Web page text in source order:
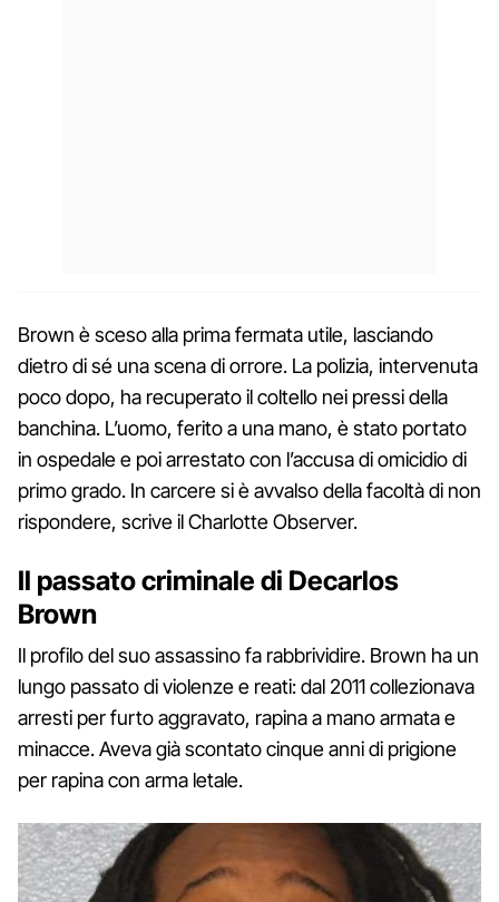
Brown è sceso alla prima fermata utile, lasciando
dietro di sé una scena di orrore. La polizia, intervenuta
poco dopo, ha recuperato il coltello nei pressi della
banchina. L’uomo, ferito a una mano, è stato portato
in ospedale e poi arrestato con l’accusa di omicidio di
primo grado. In carcere si è avvalso della facoltà di non
rispondere, scrive il Charlotte Observer.
Il passato criminale di Decarlos
Brown
Il profilo del suo assassino fa rabbrividire. Brown ha un
lungo passato di violenze e reati: dal 2011 collezionava
arresti per furto aggravato, rapina a mano armata e
minacce. Aveva già scontato cinque anni di prigione
per rapina con arma letale.